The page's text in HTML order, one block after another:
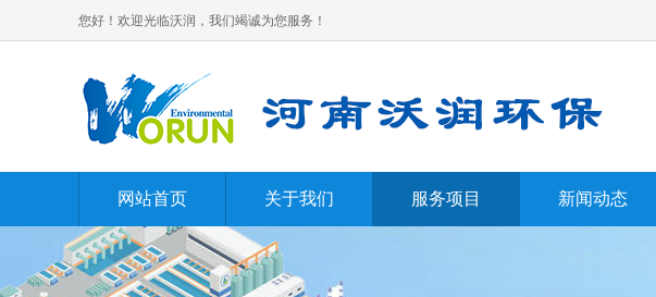
您好！欢迎光临沃润，我们竭诚为您服务！
网站首页 关于我们 服务项目 新闻动态